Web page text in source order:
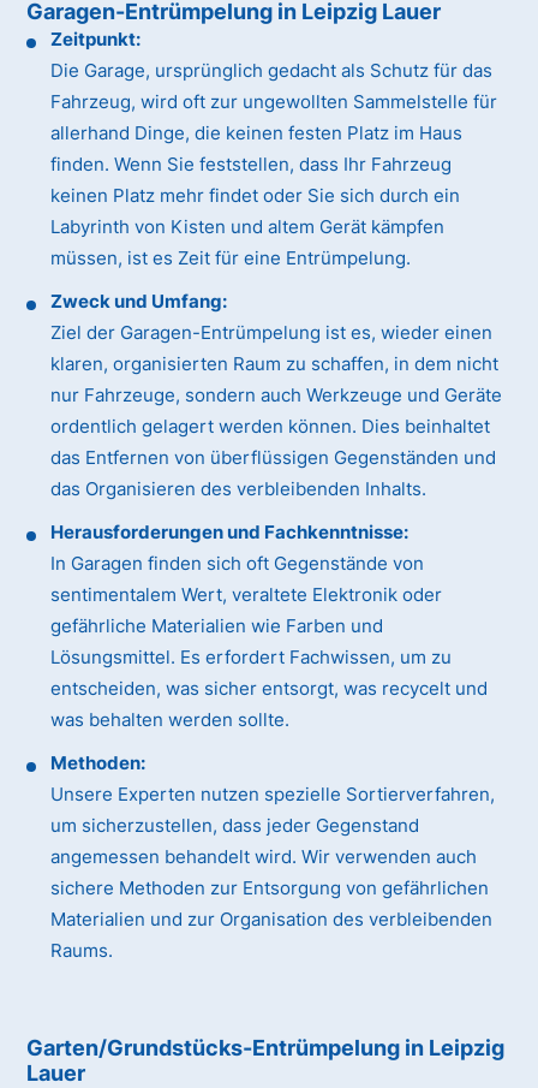
Garagen-Entrümpelung in Leipzig Lauer
Zeitpunkt:
Die Garage, ursprünglich gedacht als Schutz für das
Fahrzeug, wird oft zur ungewollten Sammelstelle für
allerhand Dinge, die keinen festen Platz im Haus
finden. Wenn Sie feststellen, dass Ihr Fahrzeug
keinen Platz mehr findet oder Sie sich durch ein
Labyrinth von Kisten und altem Gerät kämpfen
müssen, ist es Zeit für eine Entrümpelung.
Zweck und Umfang:
Ziel der Garagen-Entrümpelung ist es, wieder einen
klaren, organisierten Raum zu schaffen, in dem nicht
nur Fahrzeuge, sondern auch Werkzeuge und Geräte
ordentlich gelagert werden können. Dies beinhaltet
das Entfernen von überflüssigen Gegenständen und
das Organisieren des verbleibenden Inhalts.
Herausforderungen und Fachkenntnisse:
In Garagen finden sich oft Gegenstände von
sentimentalem Wert, veraltete Elektronik oder
gefährliche Materialien wie Farben und
Lösungsmittel. Es erfordert Fachwissen, um zu
entscheiden, was sicher entsorgt, was recycelt und
was behalten werden sollte.
Methoden:
Unsere Experten nutzen spezielle Sortierverfahren,
um sicherzustellen, dass jeder Gegenstand
angemessen behandelt wird. Wir verwenden auch
sichere Methoden zur Entsorgung von gefährlichen
Materialien und zur Organisation des verbleibenden
Raums.
Garten/Grundstücks-Entrümpelung in Leipzig
Lauer